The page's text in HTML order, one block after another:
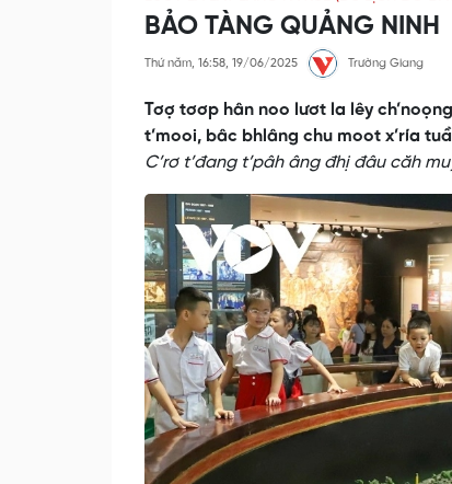
BẢO TÀNG QUẢNG NINH
Thứ năm, 16:58, 19/06/2025 Trường Giang
Tơợ tơơp hân noo lươt la lêy
t’mooi, bâc bhlâng chu moot x’ría
C’rơ t’đang t’pâh âng đhị đâu căh